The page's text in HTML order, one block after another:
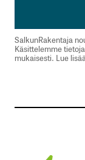
SalkunRakentaja
Käsittelemme
mukaisesti. Lue